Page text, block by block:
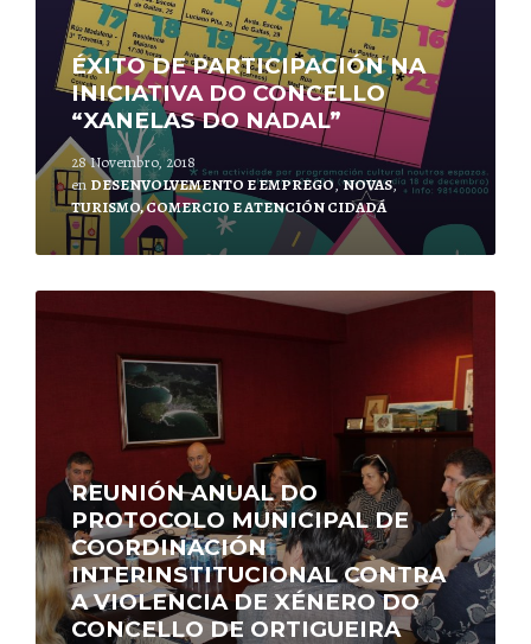
ÉXITO DE PARTICIPACIÓN NA
INICIATIVA DO CONCELLO
“XANELAS DO NADAL”
28 Novembro, 2018
en DESENVOLVEMENTO E EMPREGO,NOVAS,
TURISMO, COMERCIO E ATENCIÓN CIDADÁ
REUNIÓN ANUAL DO
PROTOCOLO MUNICIPAL DE
COORDINACIÓN
INTERINSTITUCIONAL CONTRA
A VIOLENCIA DE XÉNERO DO
CONCELLO DE ORTIGUEIRA
Leer